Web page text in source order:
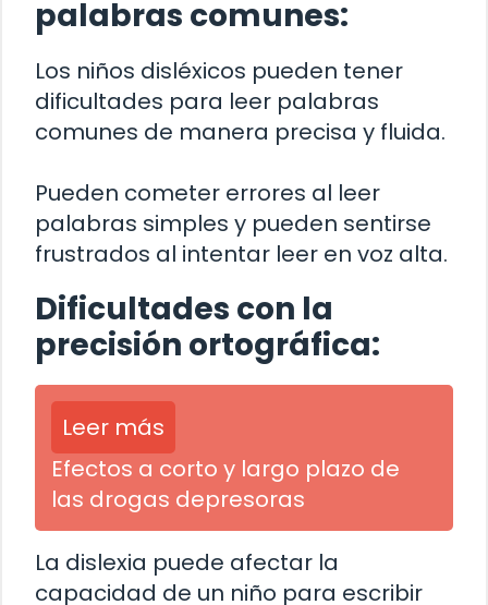
palabras comunes:
Los niños disléxicos pueden tener
dificultades para leer palabras
comunes de manera precisa y fluida.
Pueden cometer errores al leer
palabras simples y pueden sentirse
frustrados al intentar leer en voz alta.
Dificultades con la
precisión ortográfica:
Leer más
Efectos a corto y largo plazo de
las drogas depresoras
La dislexia puede afectar la
capacidad de un niño para escribir